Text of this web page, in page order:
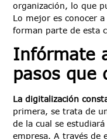
organización, lo que
Lo mejor es conocer
forman parte de esta
Infórmate
pasos que
La digitalización
primera, se trata de
de la cual se
empresa. A través de